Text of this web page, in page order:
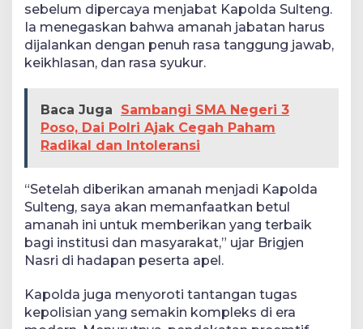
sebelum dipercaya menjabat Kapolda Sulteng.
Ia menegaskan bahwa amanah jabatan harus
dijalankan dengan penuh rasa tanggung jawab,
keikhlasan, dan rasa syukur.
Baca Juga
Sambangi SMA Negeri 3
Poso, Dai Polri Ajak Cegah Paham
Radikal dan Intoleransi
“Setelah diberikan amanah menjadi Kapolda
Sulteng, saya akan memanfaatkan betul
amanah ini untuk memberikan yang terbaik
bagi institusi dan masyarakat,” ujar Brigjen
Nasri di hadapan peserta apel.
Kapolda juga menyoroti tantangan tugas
kepolisian yang semakin kompleks di era